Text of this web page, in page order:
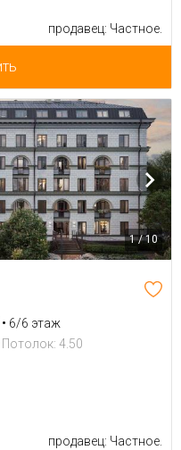
продавец: Частное.
1 / 10
• 6/6 этаж
Потолок: 4.50
продавец: Частное.